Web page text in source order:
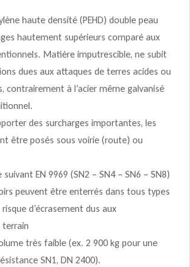
haute densité (PEHD) double peau
hautement supérieurs comparé aux
Matière imputrescible, ne subit
dues aux attaques de terres acides ou
contrairement à l’acier même galvanisé
des surcharges importantes, les
être posés sous voirie (route) ou
EN 9969 (SN2 – SN4 – SN6 – SN8)
peuvent être enterrés dans tous types
d’écrasement dus aux
très faible (ex. 2 900 kg pour une
SN1, DN 2400).